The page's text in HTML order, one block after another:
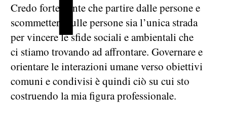
Credo fortemente che partire dalle persone e
scommettere sulle persone sia l’unica strada
per vincere le sfide sociali e ambientali che
ci stiamo trovando ad affrontare. Governare e
orientare le interazioni umane verso obiettivi
comuni e condivisi è quindi ciò su cui sto
costruendo la mia figura professionale.